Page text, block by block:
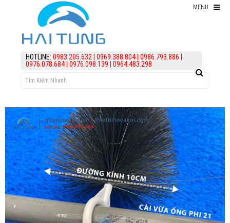
MENU
HOTLINE: 0983.205.632 0969.388.804| 0986.793.886
0976.078.684| 0976.098.139 0964.483.298
Thiết bị hồ Koi
Thức ăn cho cá koi
điều trị bệnh Cá Koi
Vi Sinh Hồ Koi
assign('article_categories',
article_categories_tree('0')); ?>
Làm lọc hồ koi
KIẾN THỨC
HỖ TRỢ